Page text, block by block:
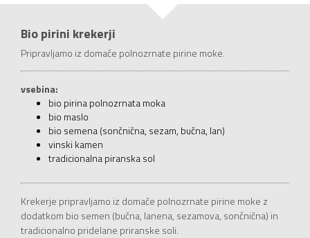
Bio pirini krekerji
Pripravljamo iz domače polnozrnate pirine moke.
vsebina:
bio pirina polnozrnata moka
bio maslo
bio semena (sončnična, sezam, bučna, lan)
vinski kamen
tradicionalna piranska sol
Krekerje pripravljamo iz domače polnozrnate pirine moke z
dodatkom bio semen (bučna, lanena, sezamova, sončnična) in
tradicionalno pridelane priranske soli.